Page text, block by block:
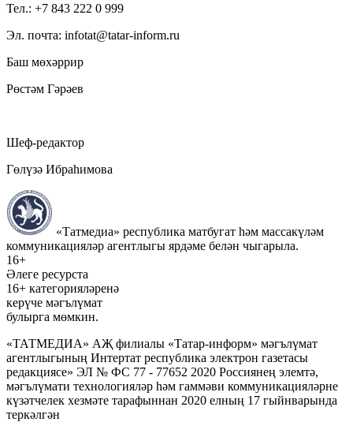
Тел.: +7 843 222 0 999
Эл. почта: infotat@tatar-inform.ru
Баш мөхәррир
Рөстәм Гәрәев
Шеф-редактор
Гөлүзә Ибраһимова
«Татмедиа» республика матбугат һәм массакүләм
коммуникацияләр агентлыгы ярдәме белән чыгарыла.
16+
Әлеге ресурста
16+ категорияләренә
керүче мәгълүмат
булырга мөмкин.
«ТАТМЕДИА» АҖ филиалы «Татар-информ» мәгълүмат
агентлыгының Интертат республика электрон газетасы
редакциясе» ЭЛ № ФС 77 - 77652 2020 Россиянең элемтә,
мәгълүмати технологияләр һәм гаммәви коммуникацияләрне
күзәтчелек хезмәте тарафыннан 2020 елның 17 гыйнварында
теркәлгән